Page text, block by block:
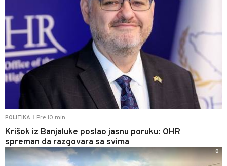
POLITIKA Pre 10 min
Krišok iz Banjaluke poslao jasnu poruku: OHR
spreman da razgovara sa svima
0